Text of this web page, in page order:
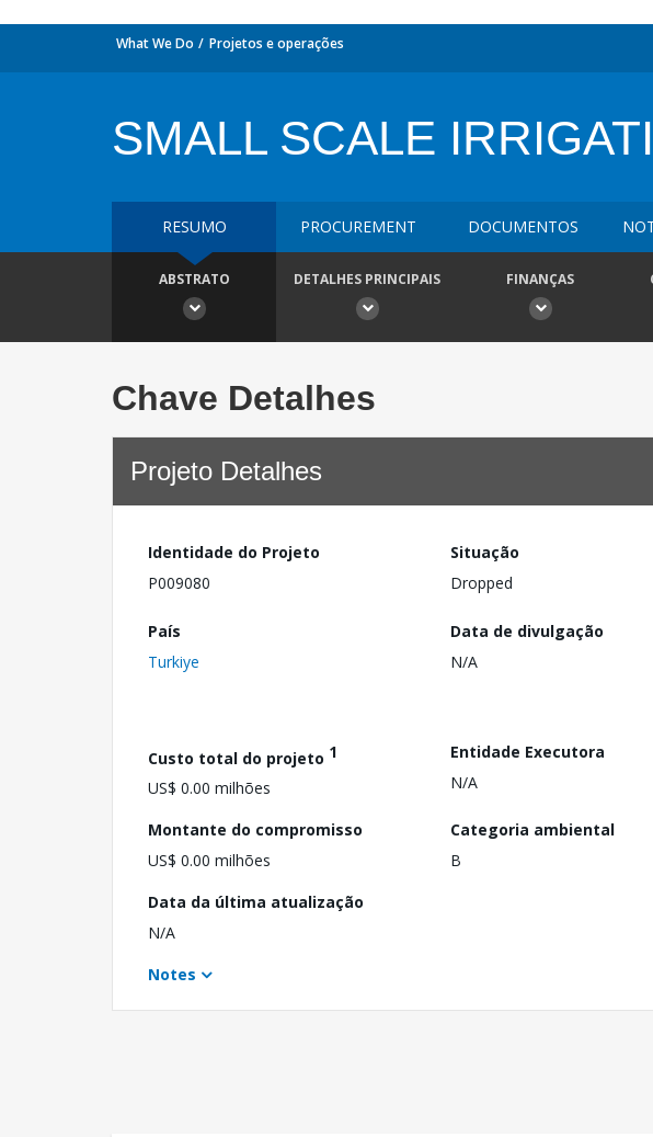
What We Do Projetos e operações
SMALL SCALE IRRIGATI
RESUMO PROCUREMENT DOCUMENTOS
ABSTRATO DETALHES PRINCIPAIS FINANÇAS
Chave Detalhes
Projeto Detalhes
Identidade do Projeto
P009080
Situação
Dropped
País
Turkiye
Data de divulgação
N/A
Custo total do projeto 1
US$ 0.00 milhões
Entidade Executora
N/A
Montante do compromisso
US$ 0.00 milhões
Categoria ambiental
B
Data da última atualização
N/A
Notes